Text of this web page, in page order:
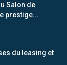
Salon de
prestige...
du leasing et